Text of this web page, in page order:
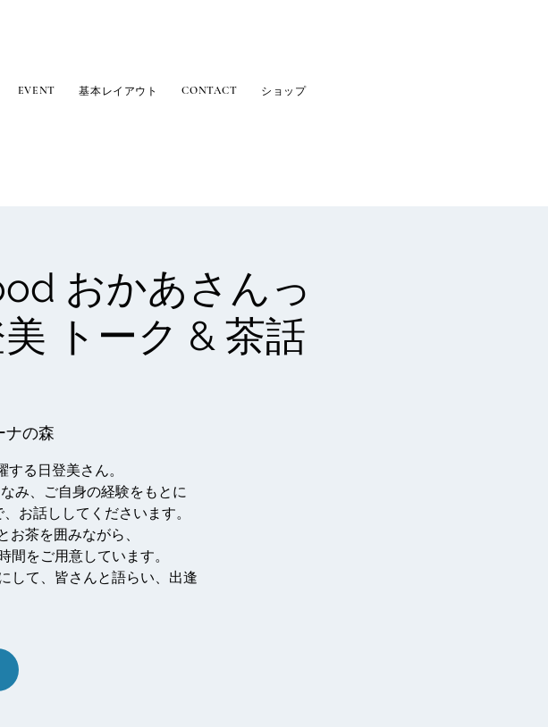
EVENT 基本レイアウト CONTACT ショップ
おかあさんっ
トーク & 茶話
ナの森
る日登美さん。
み、ご自身の経験をもとに
お話ししてくださいます。
茶を囲みながら、
をご用意しています。
して、皆さんと語らい、出逢